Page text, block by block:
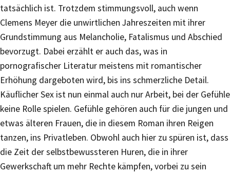
tatsächlich ist. Trotzdem stimmungsvoll, auch wenn
Clemens Meyer die unwirtlichen Jahreszeiten mit ihrer
Grundstimmung aus Melancholie, Fatalismus und Abschied
bevorzugt. Dabei erzählt er auch das, was in
pornografischer Literatur meistens mit romantischer
Erhöhung dargeboten wird, bis ins schmerzliche Detail.
Käuflicher Sex ist nun einmal auch nur Arbeit, bei der Gefühle
keine Rolle spielen. Gefühle gehören auch für die jungen und
etwas älteren Frauen, die in diesem Roman ihren Reigen
tanzen, ins Privatleben. Obwohl auch hier zu spüren ist, dass
die Zeit der selbstbewussteren Huren, die in ihrer
Gewerkschaft um mehr Rechte kämpfen, vorbei zu sein